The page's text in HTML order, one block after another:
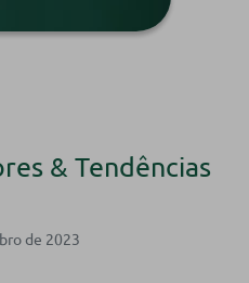
& Tendências
de 2023